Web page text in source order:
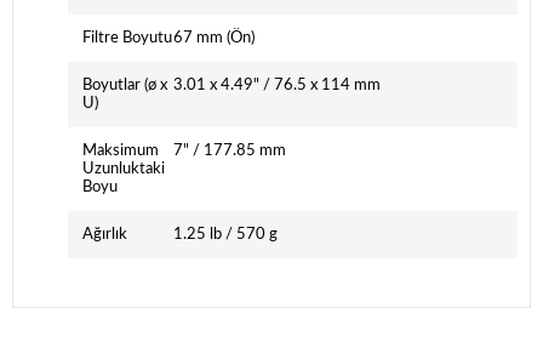
Filtre Boyutu67 mm (Ön)
Boyutlar (ø x
U)
3.01 x 4.49" / 76.5 x 114 mm
Maksimum
Uzunluktaki
Boyu
7" / 177.85 mm
Ağırlık 1.25 lb / 570 g